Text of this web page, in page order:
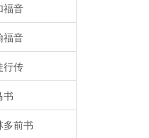
福音
福音
行传
书
多前书